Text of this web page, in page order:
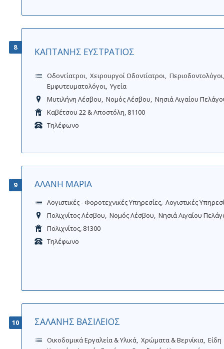
8 ΚΑΠΤΑΝΗΣ ΕΥΣΤΡΑΤΙΟΣ
Οδοντίατροι Χειρουργοί Οδοντίατροι Περιοδοντολόγοι
Εμφυτευματολόγοι Υγεία
Μυτιλήνη Λέσβου Νομός Λέσβου Νησιά Αιγαίου
Καβέτσου 22 & Αποστόλη, 81100
Τηλέφωνο
9 ΑΛΑΝΗ ΜΑΡΙΑ
Λογιστικές - Φοροτεχνικές Υπηρεσίες Λογιστικές
Πολιχνίτος Λέσβου Νομός Λέσβου Νησιά Αιγαίου
Πολιχνίτος, 81300
Τηλέφωνο
10 ΣΑΛΑΝΗΣ ΒΑΣΙΛΕΙΟΣ
Οικοδομικά Εργαλεία & Υλικά Χρώματα & Βερνίκια Είδη